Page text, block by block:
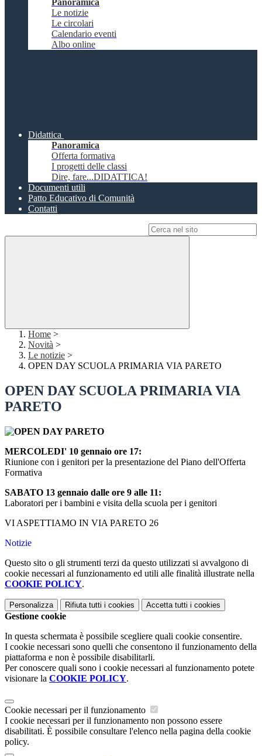
Panoramica
Le notizie
Le circolari
Calendario eventi
Albo online
Didattica
Panoramica
Offerta formativa
I progetti delle classi
Dire, fare...DIDATTICA!
Documenti utili
Patto Educativo di Comunità
Contatti
Home >
Novità >
Le notizie >
OPEN DAY SCUOLA PRIMARIA VIA PARETO
OPEN DAY SCUOLA PRIMARIA VIA
PARETO
MERCOLEDI' 10 gennaio ore 17:
Riunione con i genitori per la presentazione del Piano dell'Offerta
Formativa
SABATO 13 gennaio dalle ore 9 alle 11:
Laboratori per i bambini e visita della scuola per i genitori
VI ASPETTIAMO IN VIA PARETO 26
Notizie
Questo sito o gli strumenti terzi da questo utilizzati si avvalgono di
cookie necessari al funzionamento ed utili alle finalità illustrate nella
COOKIE POLICY.
Personalizza Rifiuta tutti i cookies Accetta tutti i cookies
Gestione cookie
In questa schermata è possibile scegliere quali cookie consentire.
I cookie necessari sono quelli che consentono il funzionamento della
piattaforma e non è possibile disabilitarli.
Per conoscere quali sono i cookie necessari al funzionamento potete
visionare la COOKIE POLICY.
Cookie necessari per il funzionamento
I cookie necessari per il funzionamento non possono essere
disabilitati. È possibile consultare l'elenco nella pagina della cookie
policy.